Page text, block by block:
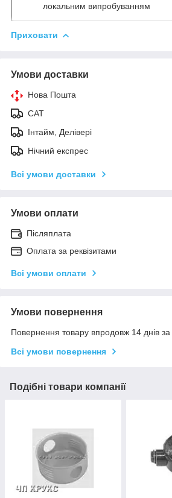
локальним випробуванням
Приховати
Умови доставки
Нова Пошта
САТ
Інтайм, Делівері
Нічний експрес
Всі умови доставки
Умови оплати
Післяплата
Оплата за реквізитами
Всі умови оплати
Умови повернення
Повернення товару впродовж 14 днів
Всі умови повернення
Подібні товари компанії